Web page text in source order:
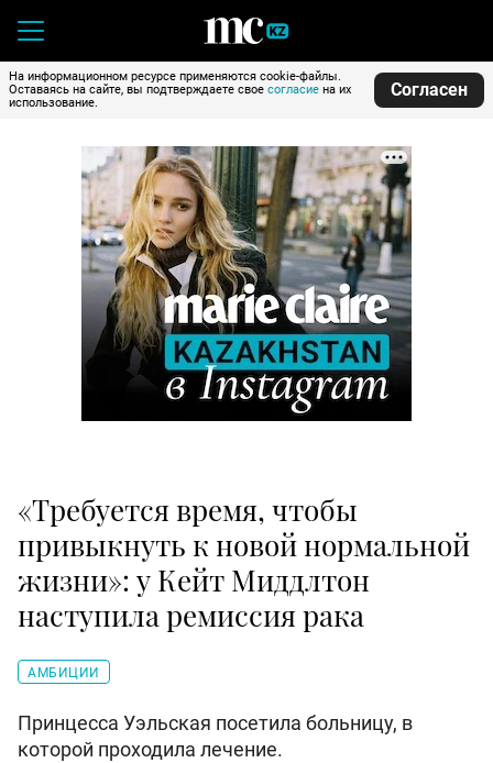
На информационном ресурсе применяются cookie-файлы.
Оставаясь на сайте, вы подтверждаете свое согласие на их
использование.
Согласен
«Требуется время, чтобы
привыкнуть к новой нормальной
жизни»: у Кейт Миддлтон
наступила ремиссия рака
АМБИЦИИ
Принцесса Уэльская посетила больницу, в
которой проходила лечение.